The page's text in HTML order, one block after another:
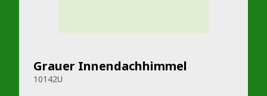
Grauer Innendachhimmel
10142U